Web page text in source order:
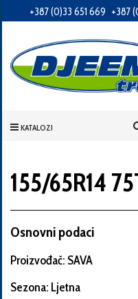
+387 (0)33 651 669 +387
KATALOZI
Informacije
o
Vaša
adresa
Broj
155/65R14
Osnovni podaci
Proizvođač: SAVA
Sezona: Ljetna